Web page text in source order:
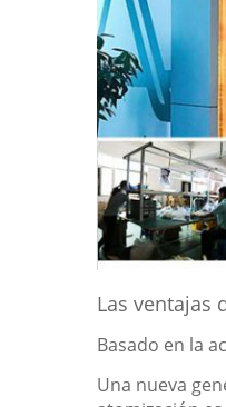
Las ventajas
Basado en la
Una nueva